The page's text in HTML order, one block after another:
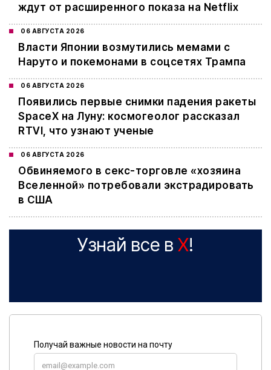
ждут от расширенного показа на Netflix
06 АВГУСТА 2026
Власти Японии возмутились мемами с
Наруто и покемонами в соцсетях Трампа
06 АВГУСТА 2026
Появились первые снимки падения ракеты
SpaceX на Луну: космогеолог рассказал
RTVI, что узнают ученые
06 АВГУСТА 2026
Обвиняемого в секс-торговле «хозяина
Вселенной» потребовали экстрадировать
в США
Узнай все в X!